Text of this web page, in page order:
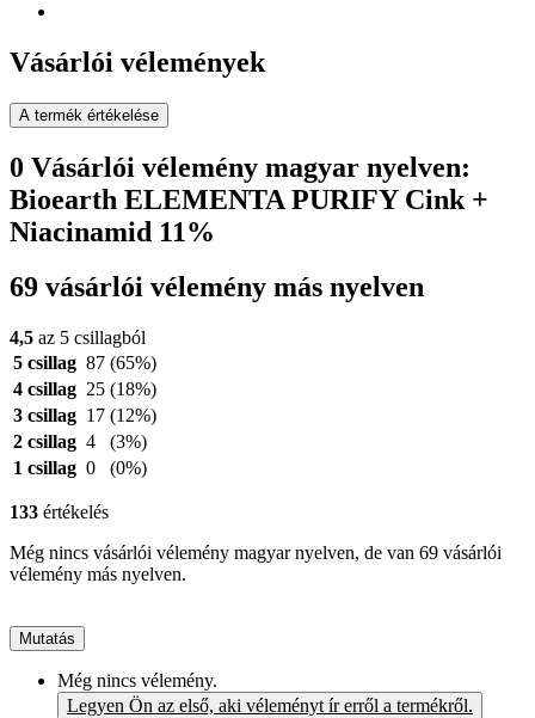
Vásárlói vélemények
A termék értékelése
0 Vásárlói vélemény magyar nyelven:
Bioearth ELEMENTA PURIFY Cink +
Niacinamid 11%
69 vásárlói vélemény más nyelven
4,5 az 5 csillagból
5 csillag 87 (65%)
4 csillag 25 (18%)
3 csillag 17 (12%)
2 csillag 4
(3%)
1 csillag 0 (0%)
133 értékelés
Még nincs vásárlói vélemény magyar nyelven, de van 69 vásárlói
vélemény más nyelven.
Mutatás
Még nincs vélemény.
Legyen Ön az első, aki véleményt ír erről a termékről.